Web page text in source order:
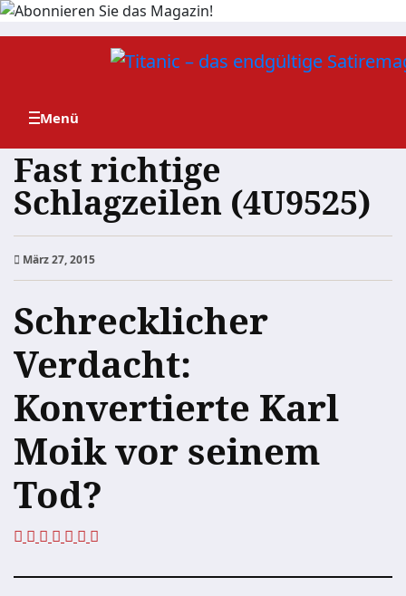
Zum
Fast richtige
Schlagzeilen (4U9525)
März 27, 2015
Schrecklicher
Verdacht:
Konvertierte Karl
Moik vor seinem
Tod?